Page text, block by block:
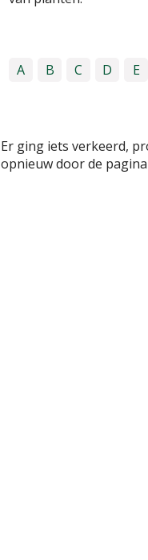
A B C D E
Er ging iets verkeerd,
opnieuw door de